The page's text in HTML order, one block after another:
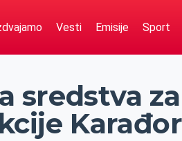
Vesti Emisije Sport
sredstva